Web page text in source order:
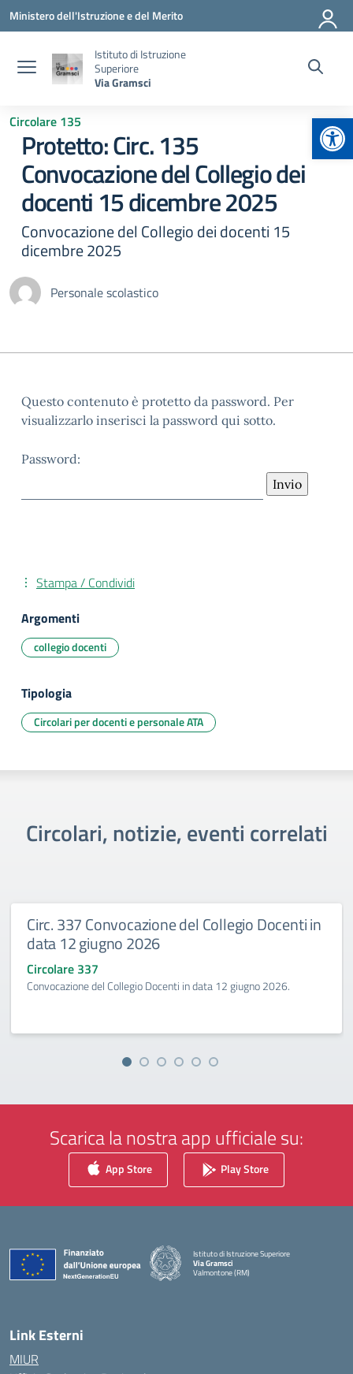
Vai ai contenuti
Vai al menu di navigazione
Vai al footer
Ministero dell'Istruzione e del Merito
Istituto di Istruzione
Superiore
Via Gramsci
Circolare 135
Protetto: Circ. 135
Convocazione del Collegio dei
docenti 15 dicembre 2025
Convocazione del Collegio dei docenti 15
dicembre 2025
Personale scolastico
Questo contenuto è protetto da password. Per
visualizzarlo inserisci la password qui sotto.
Password:
Stampa / Condividi
Argomenti
collegio docenti
Tipologia
Circolari per docenti e personale ATA
Circolari, notizie, eventi correlati
Circ. 337 Convocazione del Collegio Docenti in
data 12 giugno 2026
Circolare 337
Convocazione del Collegio Docenti in data 12 giugno 2026.
Scarica la nostra app ufficiale su:
App Store Play Store
Istituto di Istruzione Superiore
Via Gramsci
Valmontone (RM)
Link Esterni
MIUR